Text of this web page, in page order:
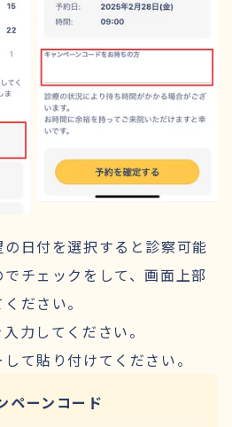
日付を選択すると診察可能
チェックをして、画面上部
ださい。
力してください。
て貼り付けてください。
ペーンコード